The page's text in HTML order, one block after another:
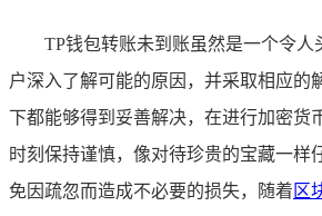
TP钱包转账未到账虽然是一个令人
户深入了解可能的原因，并采取相应的
下都能够得到妥善解决，在进行加密货
时刻保持谨慎，像对待珍贵的宝藏一样
免因疏忽而造成不必要的损失，随着 区